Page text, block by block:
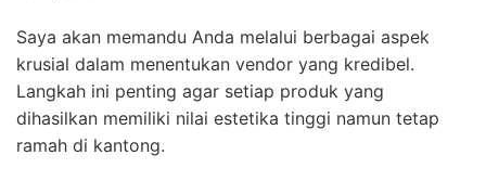
Saya akan memandu Anda melalui berbagai aspek
krusial dalam menentukan vendor yang kredibel.
Langkah ini penting agar setiap produk yang
dihasilkan memiliki nilai estetika tinggi namun tetap
ramah di kantong.